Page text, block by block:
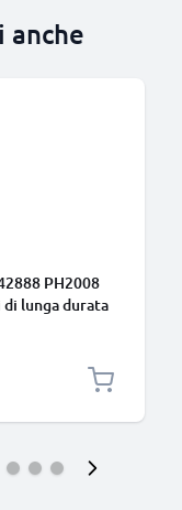
anche
PH2008
di lunga durata